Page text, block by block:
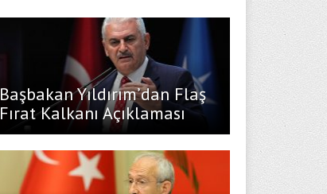
Başbakan Yıldırım’dan Flaş
Fırat Kalkanı Açıklaması